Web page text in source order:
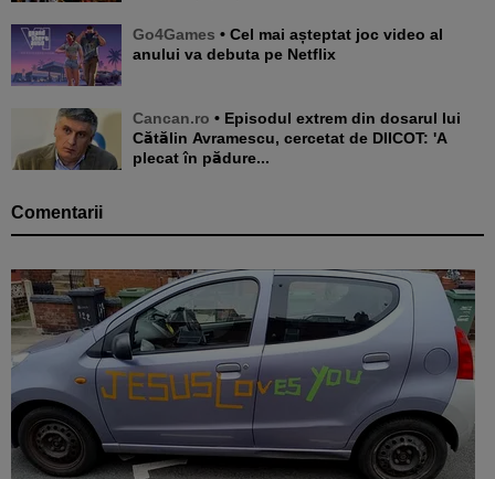
Go4Games • Cel mai așteptat joc video al
anului va debuta pe Netflix
Cancan.ro • Episodul extrem din dosarul lui
Cătălin Avramescu, cercetat de DIICOT: 'A
plecat în pădure...
Comentarii